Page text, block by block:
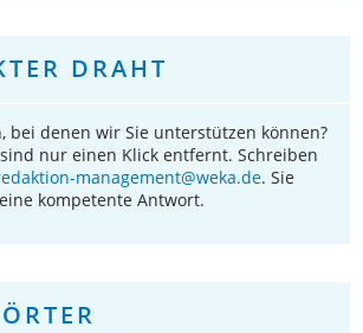
DRAHT
bei denen wir Sie unterstützen können?
nur einen Klick entfernt. Schreiben
management@weka.de. Sie
kompetente Antwort.